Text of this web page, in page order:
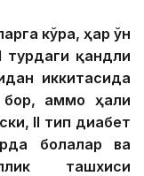
кўра, ҳар ўн
турдаги қандли
иккитасида
бор, аммо ҳали
II тип диабет
болалар ва
ташхиси